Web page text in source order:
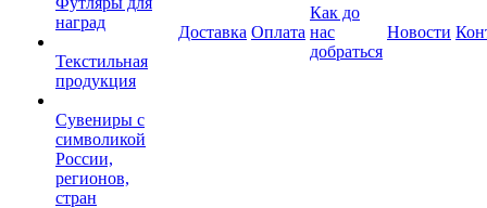
наград
Текстильная
продукция
Сувениры с
символикой
России,
регионов,
стран
Доставка Оплата
Как до
нас
добраться
Новости